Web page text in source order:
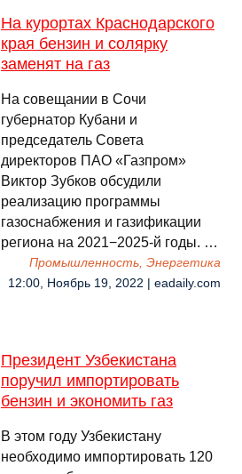
На курортах Краснодарского
края бензин и солярку
заменят на газ
На совещании в Сочи
губернатор Кубани и
председатель Совета
директоров ПАО «Газпром»
Виктор Зубков обсудили
реализацию программы
газоснабжения и газификации
региона на 2021−2025-й годы. …
Промышленность, Энергетика
12:00, Ноябрь 19, 2022 | eadaily.com
Президент Узбекистана
поручил импортировать
бензин и экономить газ
В этом году Узбекистану
необходимо импортировать 120